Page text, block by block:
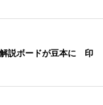
説ボードが豆本に 印